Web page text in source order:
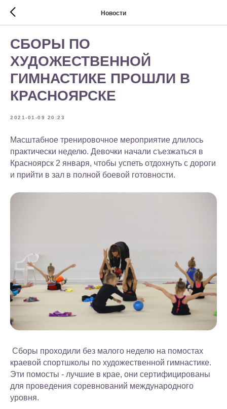
Новости
СБОРЫ ПО
ХУДОЖЕСТВЕННОЙ
ГИМНАСТИКЕ ПРОШЛИ В
КРАСНОЯРСКЕ
2021-01-09 20:23
Масштабное тренировочное мероприятие длилось
практически неделю. Девочки начали съезжаться в
Красноярск 2 января, чтобы успеть отдохнуть с дороги
и прийти в зал в полной боевой готовности.
Сборы проходили без малого неделю на помостах
краевой спортшколы по художественной гимнастике.
Эти помосты - лучшие в крае, они сертифицированы
для проведения соревнований международного
уровня.